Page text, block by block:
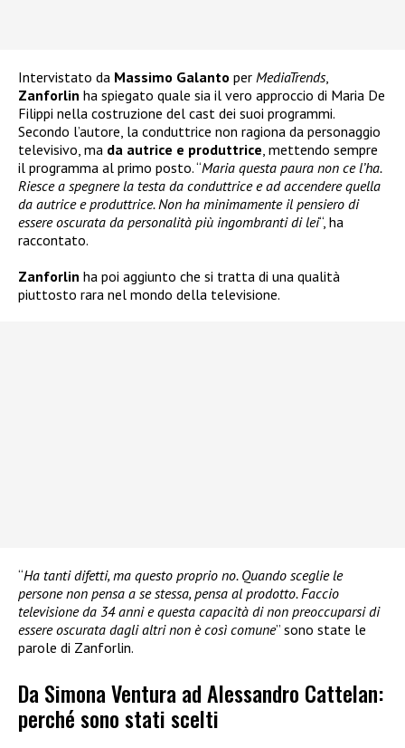
Intervistato da Massimo Galanto per MediaTrends,
Zanforlin ha spiegato quale sia il vero approccio di Maria De
Filippi nella costruzione del cast dei suoi programmi.
Secondo l’autore, la conduttrice non ragiona da personaggio
televisivo, ma da autrice e produttrice , mettendo sempre
il programma al primo posto. “Maria questa paura non ce l’ha.
Riesce a spegnere la testa da conduttrice e ad accendere quella
da autrice e produttrice. Non ha minimamente il pensiero di
essere oscurata da personalità più ingombranti di lei“, ha
raccontato.
Zanforlin ha poi aggiunto che si tratta di una qualità
piuttosto rara nel mondo della televisione.
“Ha tanti difetti, ma questo proprio no. Quando sceglie le
persone non pensa a se stessa, pensa al prodotto. Faccio
televisione da 34 anni e questa capacità di non preoccuparsi di
essere oscurata dagli altri non è così comune” sono state le
parole di Zanforlin.
Da Simona Ventura ad Alessandro Cattelan:
perché sono stati scelti